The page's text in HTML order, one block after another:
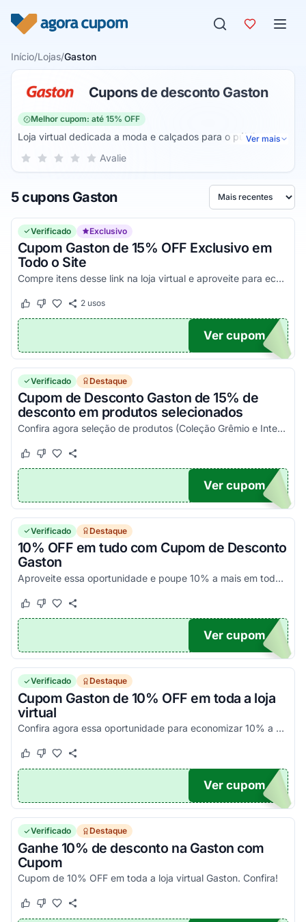
Início/Lojas/Gaston
Cupons de desconto Gaston
Melhor cupom: até 15% OFF
Loja virtual dedicada a moda e calçados para o público
infantil, mulheres e homens, a Gaston tem uma lista de
sandálias e mais. No departamento de acessórios, há meias,
carteiras, meiões de futebol e cintos. A loja também conta
com uma seção de outlet.
Ver mais
Sua nota para Gaston, de 1 a 5 estrelas
5 estrelas
4 estrelas
3 estrelas
2 estrelas
1 estrela Avalie
5 cupons Gaston Ordenar por
Verificado Exclusivo
Cupom Gaston de 15% OFF Exclusivo em
Todo o Site
Compre itens desse link na loja virtual e aproveite para economizar mais 15% com código promocional. Exceto linha Skechers, New Balance, Adidas Ultraboost, Asics Kayano, Asics Nova...
Este cupom funcionou
Este cupom não funcionou
2usos
OM15
Ver cupom
Verificado Destaque
Cupom de Desconto Gaston de 15% de
desconto em produtos selecionados
Confira agora seleção de produtos (Coleção Grêmio e Inter) com 15% de desconto com Cupom Gaston. Confira as condições no site e aproveite agora!
Este cupom funcionou
Este cupom não funcionou
ENAL
Ver cupom
Verificado Destaque
10% OFF em tudo com Cupom de Desconto
Gaston
Aproveite essa oportunidade e poupe 10% a mais em todas as compras com Cupom Gaston. Pegue o código promocional e aplique agora!
Este cupom funcionou
Este cupom não funcionou
U10
Ver cupom
Verificado Destaque
Cupom Gaston de 10% OFF em toda a loja
virtual
Confira agora essa oportunidade para economizar 10% a mais com cupom de desconto Gaston. Aplique o promocode Gaston no carrinho e economize já!
Este cupom funcionou
Este cupom não funcionou
N10
Ver cupom
Verificado Destaque
Ganhe 10% de desconto na Gaston com
Cupom
Cupom de 10% OFF em toda a loja virtual Gaston. Confira!
Este cupom funcionou
Este cupom não funcionou